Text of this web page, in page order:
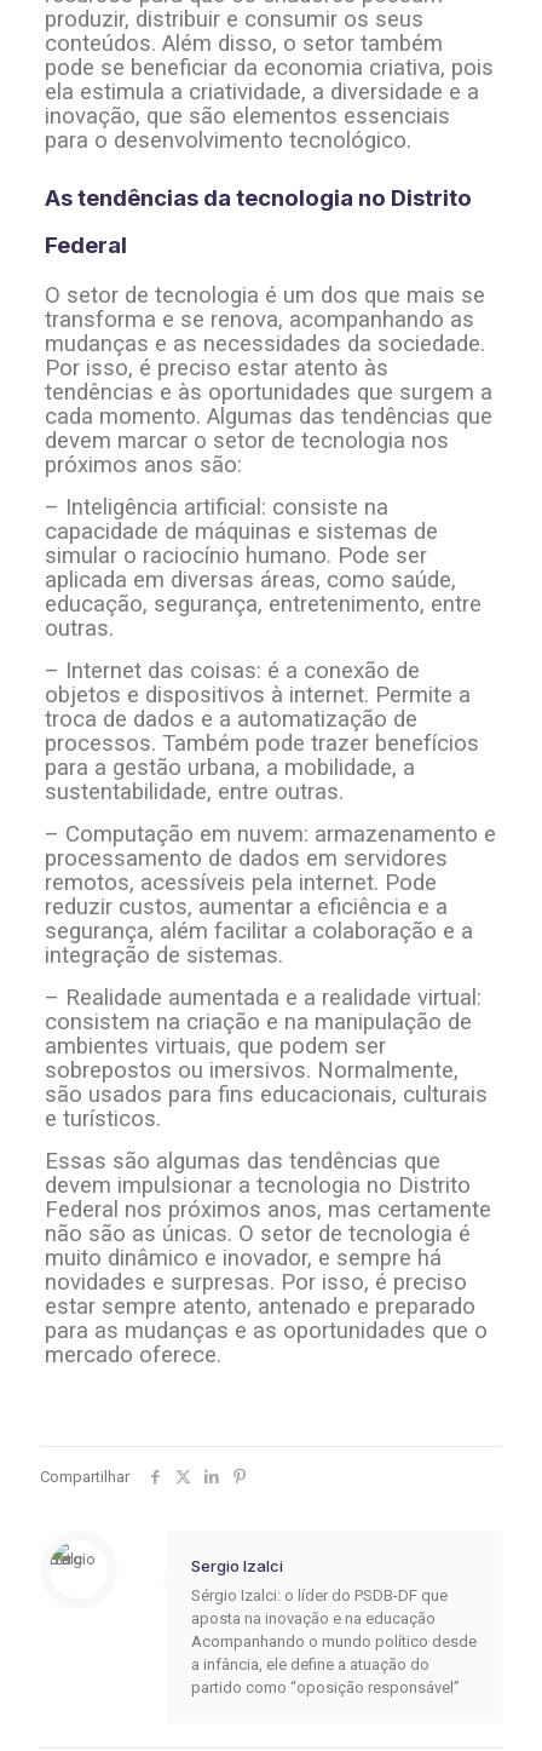
produzir, distribuir e consumir os seus
conteúdos. Além disso, o setor também
pode se beneficiar da economia criativa, pois
ela estimula a criatividade, a diversidade e a
inovação, que são elementos essenciais
para o desenvolvimento tecnológico.
As tendências da tecnologia no Distrito
Federal
O setor de tecnologia é um dos que mais se
transforma e se renova, acompanhando as
mudanças e as necessidades da sociedade.
Por isso, é preciso estar atento às
tendências e às oportunidades que surgem a
cada momento. Algumas das tendências que
devem marcar o setor de tecnologia nos
próximos anos são:
– Inteligência artificial: consiste na
capacidade de máquinas e sistemas de
simular o raciocínio humano. Pode ser
aplicada em diversas áreas, como saúde,
educação, segurança, entretenimento, entre
outras.
– Internet das coisas: é a conexão de
objetos e dispositivos à internet. Permite a
troca de dados e a automatização de
processos. Também pode trazer benefícios
para a gestão urbana, a mobilidade, a
sustentabilidade, entre outras.
– Computação em nuvem: armazenamento e
processamento de dados em servidores
remotos, acessíveis pela internet. Pode
reduzir custos, aumentar a eficiência e a
segurança, além facilitar a colaboração e a
integração de sistemas.
– Realidade aumentada e a realidade virtual:
consistem na criação e na manipulação de
ambientes virtuais, que podem ser
sobrepostos ou imersivos. Normalmente,
são usados para fins educacionais, culturais
e turísticos.
Essas são algumas das tendências que
devem impulsionar a tecnologia no Distrito
Federal nos próximos anos, mas certamente
não são as únicas. O setor de tecnologia é
muito dinâmico e inovador, e sempre há
novidades e surpresas. Por isso, é preciso
estar sempre atento, antenado e preparado
para as mudanças e as oportunidades que o
mercado oferece.
Compartilhar
Sergio Izalci
Sérgio Izalci: o líder do PSDB-DF que
aposta na inovação e na educação
Acompanhando o mundo político desde
a infância, ele define a atuação do
partido como “oposição responsável”